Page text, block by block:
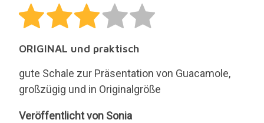
ORIGINAL und praktisch
gute Schale zur Präsentation von Guacamole,
großzügig und in Originalgröße
Sonia
Veröffentlicht von Sonia